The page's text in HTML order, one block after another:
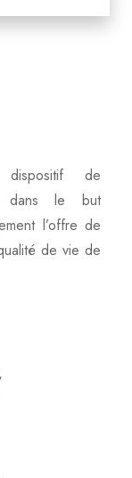
de
dans le but
l’offre de
de vie de